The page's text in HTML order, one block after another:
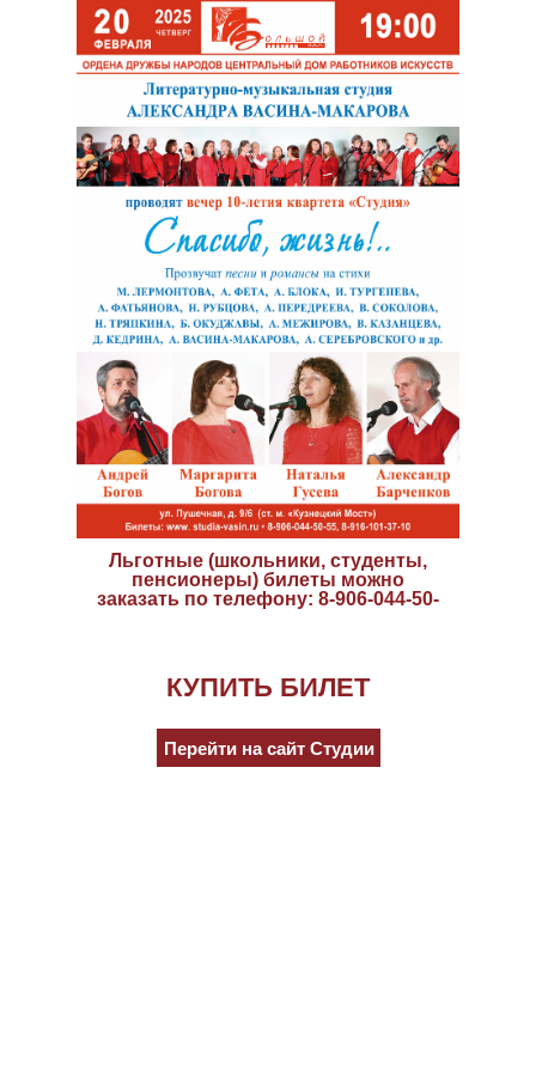
Льготные (школьники, студенты,
пенсионеры) билеты можно
заказать по телефону: 8-906-044-50-
КУПИТЬ БИЛЕТ
Перейти на сайт Студии